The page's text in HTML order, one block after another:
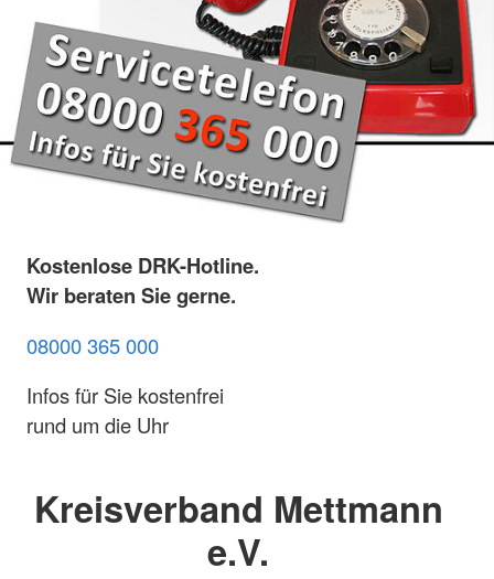
Kostenlose DRK-Hotline.
Wir beraten Sie gerne.
08000 365 000
Infos für Sie kostenfrei
rund um die Uhr
Kreisverband Mettmann
e.V.